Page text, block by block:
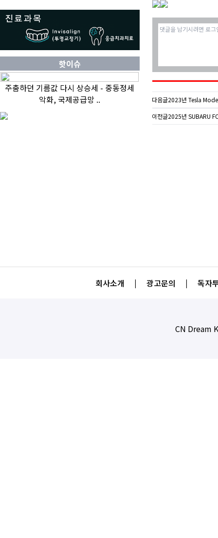
핫이슈
주춤하던 기름값 다시 상승세 - 중동정세
악화, 국제공급망 ..
다음글2023년 Tesla
이전글2025년 SUBARU
회사소개 | 광고문의 | 독자
CN Dream